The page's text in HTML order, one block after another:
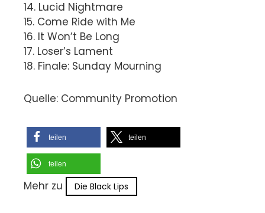
14. Lucid Nightmare
15. Come Ride with Me
16. It Won’t Be Long
17. Loser’s Lament
18. Finale: Sunday Mourning
Quelle: Community Promotion
teilen teilen
teilen
Mehr zu Die Black Lips